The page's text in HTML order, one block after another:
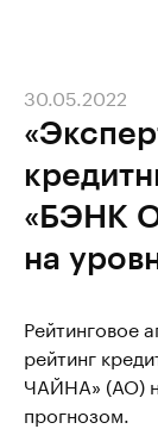
«БЭНК
на
30.05.2022
Рейтинговое
рейтинг
ЧАЙНА» (АО)
прогнозом.